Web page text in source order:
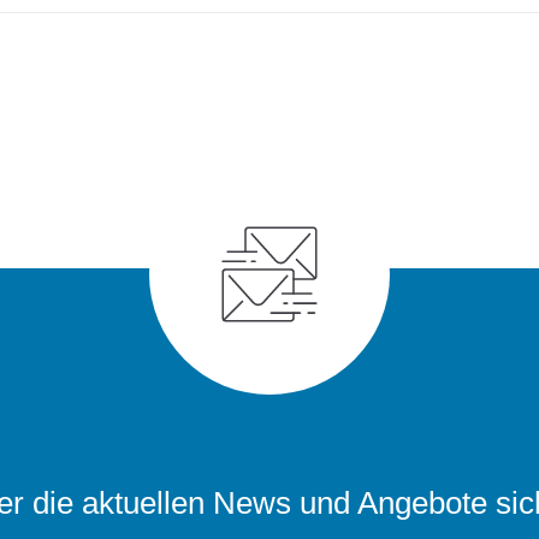
die aktuellen News und Angebote